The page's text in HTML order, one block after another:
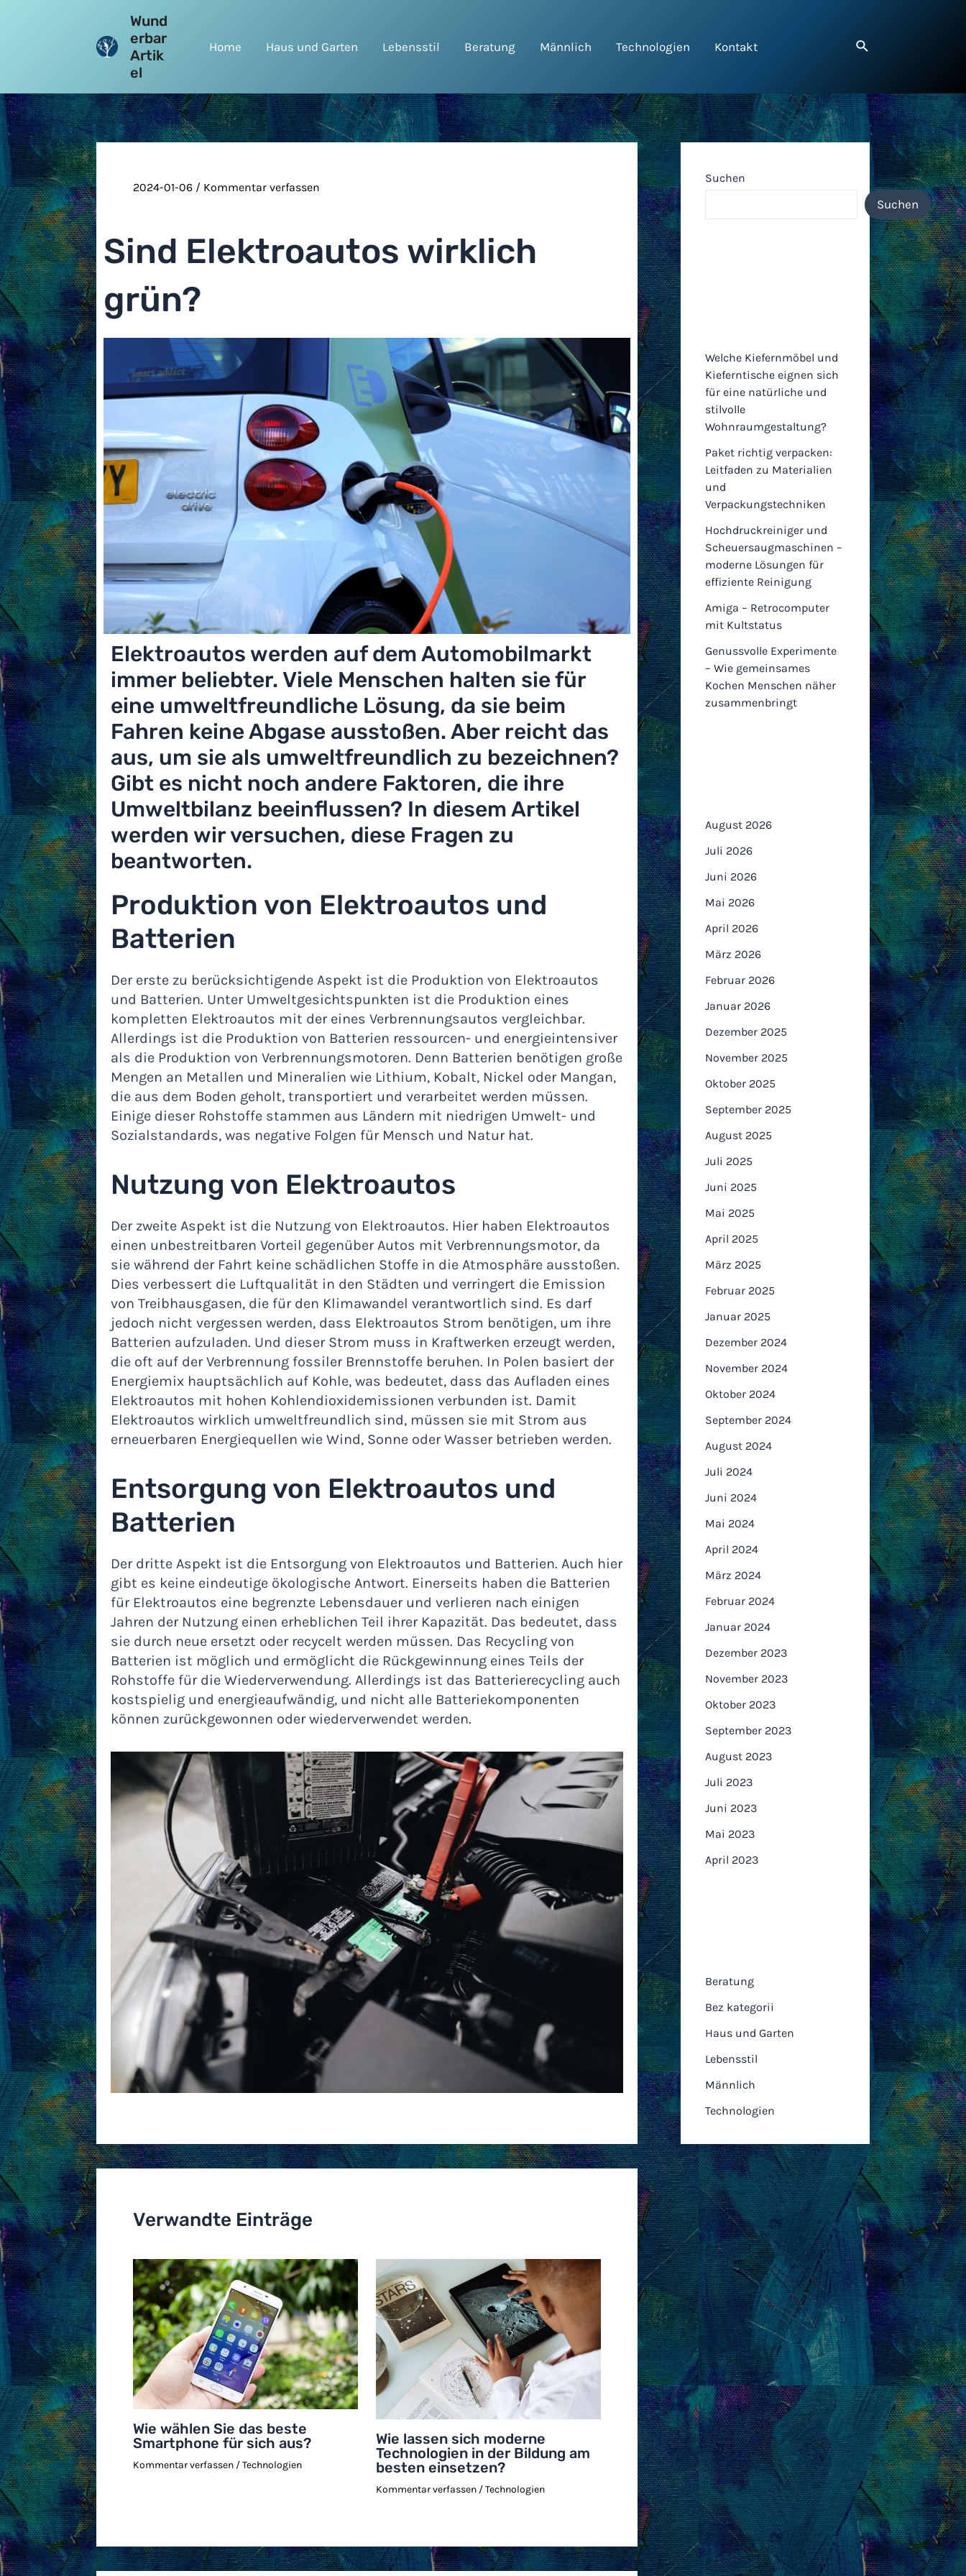
Wund
erbar
Artik
el
Home Haus und Garten Lebensstil Beratung Männlich Technologien Kontakt
2024-01-06 / Kommentar verfassen
Sind Elektroautos wirklich
grün?
Elektroautos werden auf dem Automobilmarkt
immer beliebter. Viele Menschen halten sie für
eine umweltfreundliche Lösung, da sie beim
Fahren keine Abgase ausstoßen. Aber reicht das
aus, um sie als umweltfreundlich zu bezeichnen?
Gibt es nicht noch andere Faktoren, die ihre
Umweltbilanz beeinflussen? In diesem Artikel
werden wir versuchen, diese Fragen zu
beantworten.
Produktion von Elektroautos und
Batterien
Der erste zu berücksichtigende Aspekt ist die Produktion von Elektroautos
und Batterien. Unter Umweltgesichtspunkten ist die Produktion eines
kompletten Elektroautos mit der eines Verbrennungsautos vergleichbar.
Allerdings ist die Produktion von Batterien ressourcen- und energieintensiver
als die Produktion von Verbrennungsmotoren. Denn Batterien benötigen große
Mengen an Metallen und Mineralien wie Lithium, Kobalt, Nickel oder Mangan,
die aus dem Boden geholt, transportiert und verarbeitet werden müssen.
Einige dieser Rohstoffe stammen aus Ländern mit niedrigen Umwelt- und
Sozialstandards, was negative Folgen für Mensch und Natur hat.
Nutzung von Elektroautos
Der zweite Aspekt ist die Nutzung von Elektroautos. Hier haben Elektroautos
einen unbestreitbaren Vorteil gegenüber Autos mit Verbrennungsmotor, da
sie während der Fahrt keine schädlichen Stoffe in die Atmosphäre ausstoßen.
Dies verbessert die Luftqualität in den Städten und verringert die Emission
von Treibhausgasen, die für den Klimawandel verantwortlich sind. Es darf
jedoch nicht vergessen werden, dass Elektroautos Strom benötigen, um ihre
Batterien aufzuladen. Und dieser Strom muss in Kraftwerken erzeugt werden,
die oft auf der Verbrennung fossiler Brennstoffe beruhen. In Polen basiert der
Energiemix hauptsächlich auf Kohle, was bedeutet, dass das Aufladen eines
Elektroautos mit hohen Kohlendioxidemissionen verbunden ist. Damit
Elektroautos wirklich umweltfreundlich sind, müssen sie mit Strom aus
erneuerbaren Energiequellen wie Wind, Sonne oder Wasser betrieben werden.
Entsorgung von Elektroautos und
Batterien
Der dritte Aspekt ist die Entsorgung von Elektroautos und Batterien. Auch hier
gibt es keine eindeutige ökologische Antwort. Einerseits haben die Batterien
für Elektroautos eine begrenzte Lebensdauer und verlieren nach einigen
Jahren der Nutzung einen erheblichen Teil ihrer Kapazität. Das bedeutet, dass
sie durch neue ersetzt oder recycelt werden müssen. Das Recycling von
Batterien ist möglich und ermöglicht die Rückgewinnung eines Teils der
Rohstoffe für die Wiederverwendung. Allerdings ist das Batterierecycling auch
kostspielig und energieaufwändig, und nicht alle Batteriekomponenten
können zurückgewonnen oder wiederverwendet werden.
Verwandte Einträge
Wie wählen Sie das beste
Smartphone für sich aus?
Kommentar verfassen /Technologien
Wie lassen sich moderne
Technologien in der Bildung am
besten einsetzen?
Kommentar verfassen /Technologien
Suchen
Suchen
Welche Kiefernmöbel und
Kieferntische eignen sich
für eine natürliche und
stilvolle
Wohnraumgestaltung?
Paket richtig verpacken:
Leitfaden zu Materialien
und
Verpackungstechniken
Hochdruckreiniger und
Scheuersaugmaschinen –
moderne Lösungen für
effiziente Reinigung
Amiga – Retrocomputer
mit Kultstatus
Genussvolle Experimente
– Wie gemeinsames
Kochen Menschen näher
zusammenbringt
August 2026
Juli 2026
Juni 2026
Mai 2026
April 2026
März 2026
Februar 2026
Januar 2026
Dezember 2025
November 2025
Oktober 2025
September 2025
August 2025
Juli 2025
Juni 2025
Mai 2025
April 2025
März 2025
Februar 2025
Januar 2025
Dezember 2024
November 2024
Oktober 2024
September 2024
August 2024
Juli 2024
Juni 2024
Mai 2024
April 2024
März 2024
Februar 2024
Januar 2024
Dezember 2023
November 2023
Oktober 2023
September 2023
August 2023
Juli 2023
Juni 2023
Mai 2023
April 2023
Beratung
Bez kategorii
Haus und Garten
Lebensstil
Männlich
Technologien